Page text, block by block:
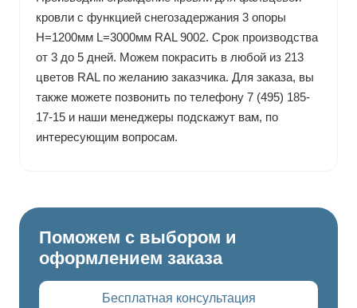
кровли с функцией снегозадержания 3 опоры
H=1200мм L=3000мм RAL 9002. Срок производства
от 3 до 5 дней. Можем покрасить в любой из 213
цветов RAL по желанию заказчика. Для заказа, вы
также можете позвонить по телефону 7 (495) 185-
17-15 и наши менеджеры подскажут вам, по
интересующим вопросам.
Поможем с выбором и
оформлением заказа
Бесплатная консультация